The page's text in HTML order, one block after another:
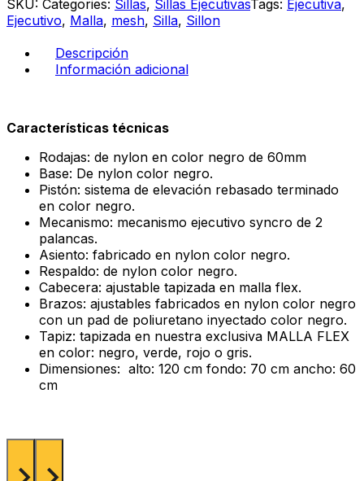
SKU: Categories: Sillas, Sillas EjecutivasTags: Ejecutiva,
Ejecutivo, Malla, mesh, Silla, Sillon
Descripción
Información adicional
Características técnicas
Rodajas: de nylon en color negro de 60mm
Base: De nylon color negro.
Pistón: sistema de elevación rebasado terminado
en color negro.
Mecanismo: mecanismo ejecutivo syncro de 2
palancas.
Asiento: fabricado en nylon color negro.
Respaldo: de nylon color negro.
Cabecera: ajustable tapizada en malla flex.
Brazos: ajustables fabricados en nylon color negro
con un pad de poliuretano inyectado color negro.
Tapiz: tapizada en nuestra exclusiva MALLA FLEX
en color: negro, verde, rojo o gris.
Dimensiones: alto: 120 cm fondo: 70 cm ancho: 60
cm